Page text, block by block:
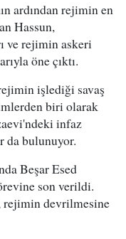
ardından rejimin en
Hassun,
ve rejimin askeri
öne çıktı.
işlediği savaş
biri olarak
infaz
da bulunuyor.
Beşar Esed
son verildi.
devrilmesine